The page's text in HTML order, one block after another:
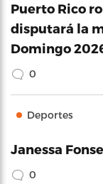
Puerto Rico
disputará la
Domingo
0
Deportes
Janessa
0